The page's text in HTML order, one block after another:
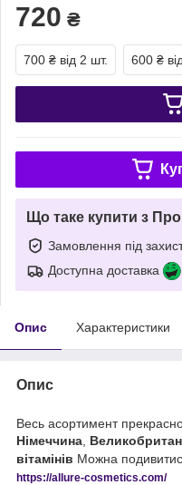
720 ₴
700 ₴ від 2 шт. 600 ₴
Що таке купити з
Замовлення під
Доступна доставка
Опис Характеристики
Опис
Весь асортимент
Німеччина
вітамінів Можна
https://allure-cosmetics.com/